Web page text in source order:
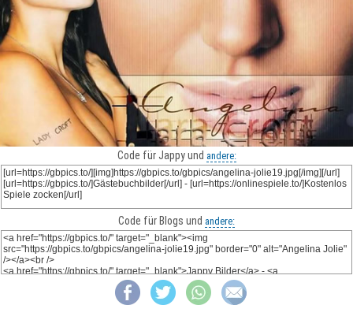
Code für Jappy und andere:
Code für Blogs und andere: